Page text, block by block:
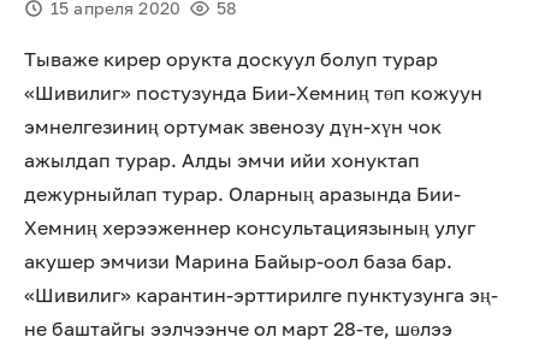
15 апреля 2020 58
Тываже кирер орукта доскуул болуп турар
«Шивилиг» постузунда Бии-Хемниң төп кожуун
эмнелгезиниң ортумак звенозу дүн-хүн чок
ажылдап турар. Алды эмчи ийи хонуктап
дежурныйлап турар. Оларның аразында Бии-
Хемниң херээженнер консультациязының улуг
акушер эмчизи Марина Байыр-оол база бар.
«Шивилиг» карантин-эрттирилге пунктузунга эң-
не баштайгы ээлчээнче ол март 28-те, шөлээ